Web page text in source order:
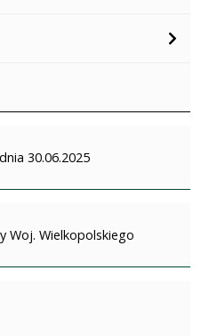
30.06.2025
Woj. Wielkopolskiego